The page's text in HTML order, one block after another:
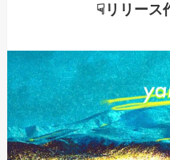
☟リリース